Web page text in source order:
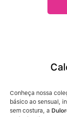
Conheça nossa
básico ao sensual,
sem costura, a